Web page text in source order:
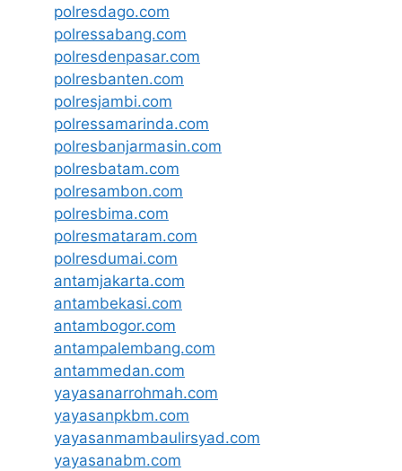
polresdago.com
polressabang.com
polresdenpasar.com
polresbanten.com
polresjambi.com
polressamarinda.com
polresbanjarmasin.com
polresbatam.com
polresambon.com
polresbima.com
polresmataram.com
polresdumai.com
antamjakarta.com
antambekasi.com
antambogor.com
antampalembang.com
antammedan.com
yayasanarrohmah.com
yayasanpkbm.com
yayasanmambaulirsyad.com
yayasanabm.com